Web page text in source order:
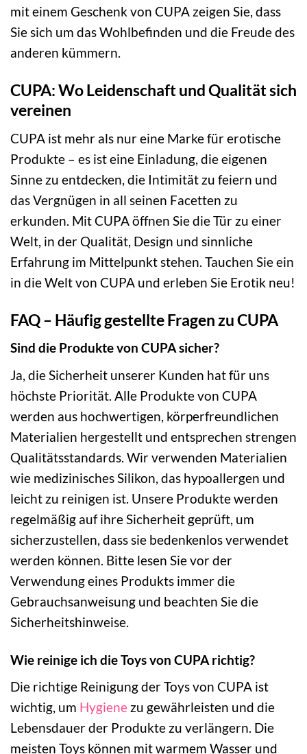
mit einem Geschenk von CUPA zeigen Sie, dass
Sie sich um das Wohlbefinden und die Freude des
anderen kümmern.
CUPA: Wo Leidenschaft und Qualität sich
vereinen
CUPA ist mehr als nur eine Marke für erotische
Produkte – es ist eine Einladung, die eigenen
Sinne zu entdecken, die Intimität zu feiern und
das Vergnügen in all seinen Facetten zu
erkunden. Mit CUPA öffnen Sie die Tür zu einer
Welt, in der Qualität, Design und sinnliche
Erfahrung im Mittelpunkt stehen. Tauchen Sie ein
in die Welt von CUPA und erleben Sie Erotik neu!
FAQ – Häufig gestellte Fragen zu CUPA
Sind die Produkte von CUPA sicher?
Ja, die Sicherheit unserer Kunden hat für uns
höchste Priorität. Alle Produkte von CUPA
werden aus hochwertigen, körperfreundlichen
Materialien hergestellt und entsprechen strengen
Qualitätsstandards. Wir verwenden Materialien
wie medizinisches Silikon, das hypoallergen und
leicht zu reinigen ist. Unsere Produkte werden
regelmäßig auf ihre Sicherheit geprüft, um
sicherzustellen, dass sie bedenkenlos verwendet
werden können. Bitte lesen Sie vor der
Verwendung eines Produkts immer die
Gebrauchsanweisung und beachten Sie die
Sicherheitshinweise.
Wie reinige ich die Toys von CUPA richtig?
Die richtige Reinigung der Toys von CUPA ist
wichtig, um Hygiene zu gewährleisten und die
Lebensdauer der Produkte zu verlängern. Die
meisten Toys können mit warmem Wasser und